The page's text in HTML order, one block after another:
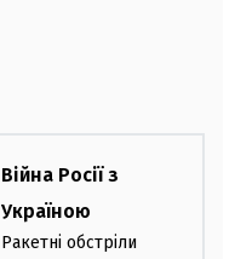
Війна Росії з
Україною
Ракетні обстріли